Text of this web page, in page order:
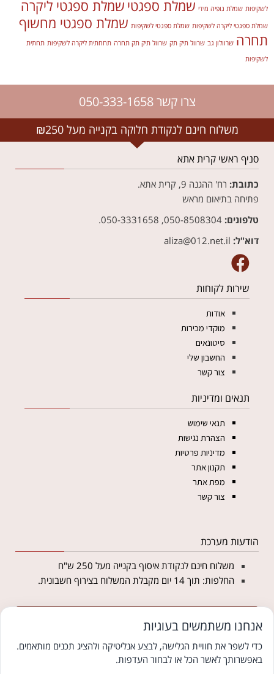
לשקיפות שמלת גופיה מידי שמלת ספגטי שמלת ספגטי ליקרה
שמלת ספגטי ליקרה לשקיפות שמלת ספגטי לשקיפות שמלת ספגטי מחשוף
תחרה שרוולון גב שרוול תיק תק שרוול תיק תק תחרה תחחתית ליקרה לשקיפות תחתית
לשקיפות
צרו קשר 050-333-1658
משלוח חינם לנקודת חלוקה בקנייה מעל ₪250
סניף ראשי קרית אתא
כתובת: רח' ההגנה 9, קרית אתא.
פתיחה בתיאום מראש
טלפונים:
דוא"ל:
שירות לקוחות
אודות
מוקדי מכירות
סיטונאים
החשבון שלי
צור קשר
תנאים ומדיניות
תנאי שימוש
הצהרת נגישות
מדיניות פרטיות
תקנון אתר
מפת אתר
צור קשר
הודעות מערכת
משלוח חינם לנקודת איסוף בקנייה מעל 250 ש"ח
החלפות: תוך 14 יום מקבלת המשלוח בצירוף חשבונית.
לקנייה באתר
© כל הזכויות שמורות למטליקה פתרונות יחודיים ללבוש צנוע
אנחנו משתמשים בעוגיות
כדי לשפר את חוויית הגלישה, לבצע אנליטיקה ולהציג תכנים מותאמים.
באפשרותך לאשר הכל או לבחור העדפות.